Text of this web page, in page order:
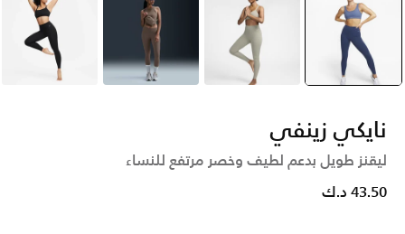
selected
أزرق أخضر بنى أسود
نايكي زينفي
ليقنز طويل بدعم لطيف وخصر مرتفع للنساء
43.50 د.ك